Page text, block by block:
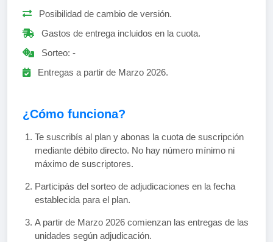
Posibilidad de cambio de versión.
Gastos de entrega incluidos en la cuota.
Sorteo: -
Entregas a partir de Marzo 2026.
¿Cómo funciona?
Te suscribís al plan y abonas la cuota de suscripción
mediante débito directo. No hay número mínimo ni
máximo de suscriptores.
Participás del sorteo de adjudicaciones en la fecha
establecida para el plan.
A partir de Marzo 2026 comienzan las entregas de las
unidades según adjudicación.